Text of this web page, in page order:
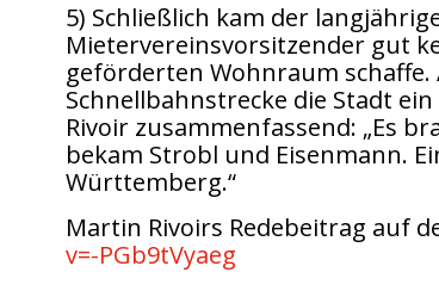
5) Schließlich kam der
Mietervereinsvorsitzender gut
geförderten Wohnraum
Schnellbahnstrecke die Stadt
Rivoir zusammenfassend: „Es
bekam Strobl und Eisenmann.
Württemberg.“
Martin Rivoirs Redebeitrag auf
v=-PGb9tVyaeg